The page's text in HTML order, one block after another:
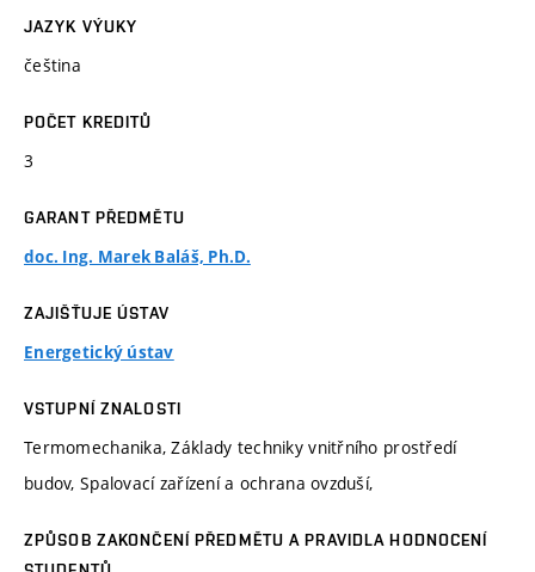
JAZYK VÝUKY
čeština
POČET KREDITŮ
3
GARANT PŘEDMĚTU
doc. Ing. Marek Baláš, Ph.D.
ZAJIŠŤUJE ÚSTAV
Energetický ústav
VSTUPNÍ ZNALOSTI
Termomechanika, Základy techniky vnitřního prostředí
budov, Spalovací zařízení a ochrana ovzduší,
ZPŮSOB ZAKONČENÍ PŘEDMĚTU A PRAVIDLA HODNOCENÍ